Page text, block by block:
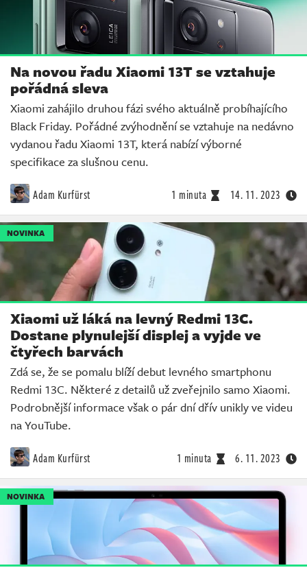
Na novou řadu Xiaomi 13T se vztahuje
pořádná sleva
Xiaomi zahájilo druhou fázi svého aktuálně probíhajícího
Black Friday. Pořádné zvýhodnění se vztahuje na nedávno
vydanou řadu Xiaomi 13T, která nabízí výborné
specifikace za slušnou cenu.
Adam Kurfürst 1 minuta 14. 11. 2023
NOVINKA
Xiaomi už láká na levný Redmi 13C.
Dostane plynulejší displej a vyjde ve
čtyřech barvách
Zdá se, že se pomalu blíží debut levného smartphonu
Redmi 13C. Některé z detailů už zveřejnilo samo Xiaomi.
Podrobnější informace však o pár dní dřív unikly ve videu
na YouTube.
Adam Kurfürst 1 minuta 6. 11. 2023
NOVINKA